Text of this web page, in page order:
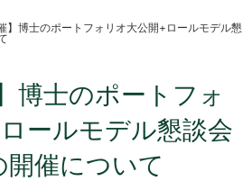
】博士のポートフォリオ大公開+ロールモデル懇
博士のポートフォ
ールモデル懇談会
開催について